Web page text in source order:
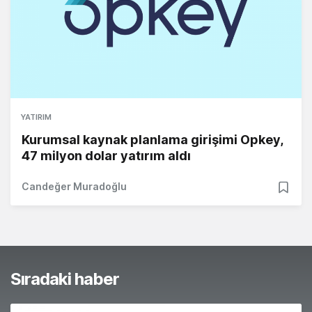
YATIRIM
Kurumsal kaynak planlama girişimi Opkey,
47 milyon dolar yatırım aldı
Candeğer Muradoğlu
Sıradaki haber